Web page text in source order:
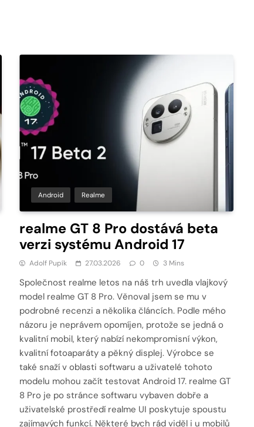
Android Realme
realme GT 8 Pro dostává beta
verzi systému Android 17
Adolf Pupík 27.03.2026 0 3 Mins
Společnost realme letos na náš trh uvedla vlajkový
model realme GT 8 Pro. Věnoval jsem se mu v
podrobné recenzi a několika článcích. Podle mého
názoru je neprávem opomíjen, protože se jedná o
kvalitní mobil, který nabízí nekompromisní výkon,
kvalitní fotoaparáty a pěkný displej. Výrobce se
také snaží v oblasti softwaru a uživatelé tohoto
modelu mohou začít testovat Android 17. realme GT
8 Pro je po stránce softwaru vybaven dobře a
uživatelské prostředí realme UI poskytuje spoustu
zajímavých funkcí. Některé bych rád viděl i u mobilů